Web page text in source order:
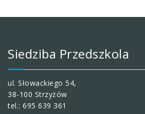
Siedziba Przedszkola
ul. Słowackiego 54,
38-100 Strzyżów
tel.: 695 639 361